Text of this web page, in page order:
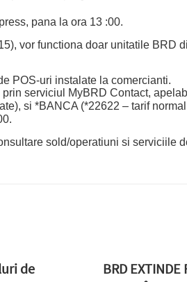
pana la ora 13 :00.
vor functiona doar unitatile BRD
POS-uri instalate la comercianti.
serviciul MyBRD Contact,
si *BANCA (*22622 – tarif
sold/operatiuni si serviciile
de
BRD EXTINDE